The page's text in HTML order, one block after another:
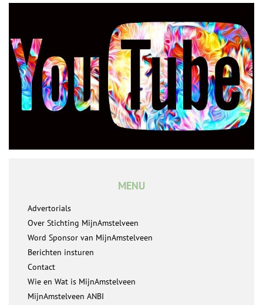
MENU
Advertorials
Over Stichting MijnAmstelveen
Word Sponsor van MijnAmstelveen
Berichten insturen
Contact
Wie en Wat is MijnAmstelveen
MijnAmstelveen ANBI